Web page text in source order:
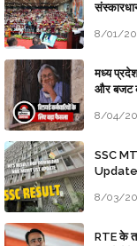
8/01/
मध्य
और बजट
8/04/
SSC
Update
8/03/
RTE के